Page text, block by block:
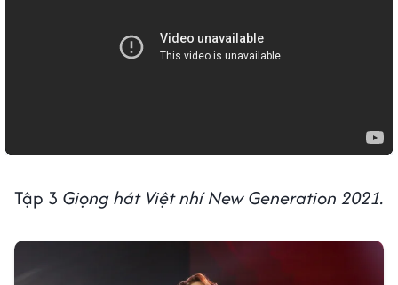
Tập 3 Giọng hát Việt nhí New Generation 2021.